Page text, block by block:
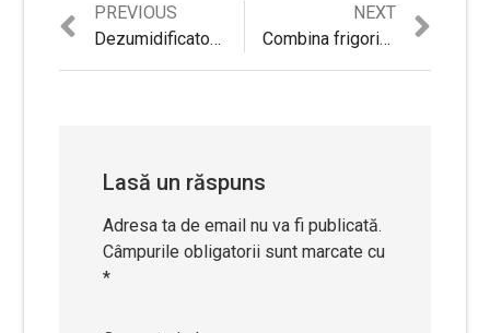
Navigare
PREVIOUS
Previous
post:
Dezumidificator AlecoAir D12Junior Review si Recomandari
NEXT
post:
Combina frigorifica Samsung RB34T652EB1/EF Review si Pareri
Lasă un răspuns
Adresa ta de email nu va fi publicată.
Câmpurile obligatorii sunt marcate cu
*